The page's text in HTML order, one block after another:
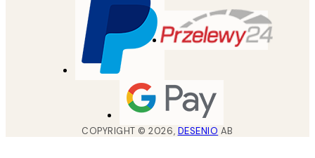
COPYRIGHT ©2026, DESENIO AB